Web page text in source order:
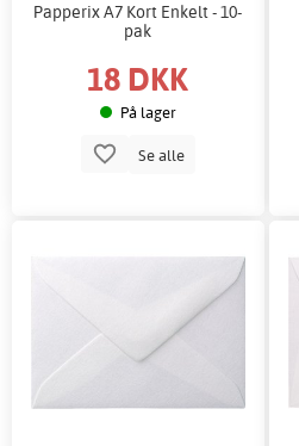
Papperix A7 Kort Enkelt - 10-
pak
18 DKK
På lager
Se alle